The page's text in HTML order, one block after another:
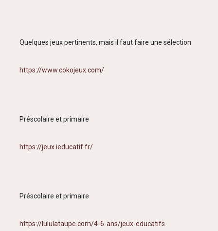
Quelques jeux pertinents, mais il faut faire une sélection
https://www.cokojeux.com/
Préscolaire et primaire
https://jeux.ieducatif.fr/
Préscolaire et primaire
https://lululataupe.com/4-6-ans/jeux-educatifs